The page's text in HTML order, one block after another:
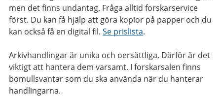
men det finns undantag. Fråga alltid forskarservice
först. Du kan få hjälp att göra kopior på papper och du
kan också få en digital fil. Se prislista.
Arkivhandlingar är unika och oersättliga. Därför är det
viktigt att hantera dem varsamt. I forskarsalen finns
bomullsvantar som du ska använda när du hanterar
handlingarna.